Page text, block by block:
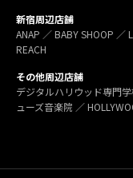
新宿周辺店舗
ANAP ／ BABY SHOOP ／
REACH
その他周辺店舗
デジタルハリウッド専門
ューズ音楽院 ／